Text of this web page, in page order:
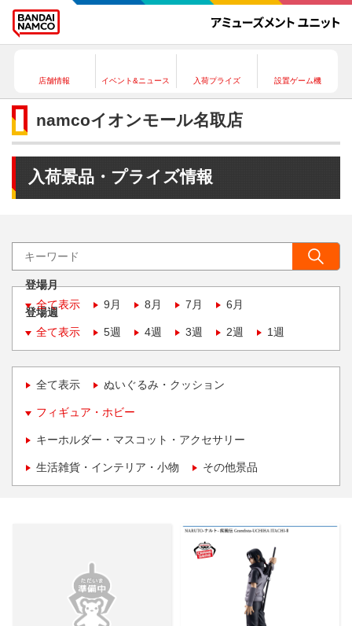
店舗情報 イベント&ニュース 入荷プライズ 設置ゲーム機
namcoイオンモール名取店
入荷景品・プライズ情報
登場月
全て表示
9月 8月 7月 6月
登場週
全て表示
5週 4週 3週 2週 1週
全て表示 ぬいぐるみ・クッション
フィギュア・ホビー
キーホルダー・マスコット・アクセサリー
生活雑貨・インテリア・小物 その他景品